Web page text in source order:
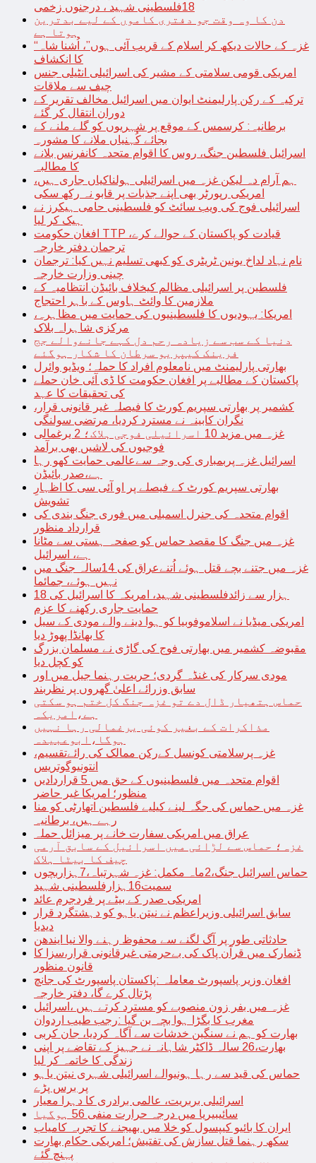
18فلسطینی شہید ، درجنوں زخمی
دن کا وہ وقت جو دفتری کاموں کے لیے بدترین
ہوتا ہے
“غزہ کے حالات دیکھ کر اسلام کے قریب آئی ہوں”، اُشنا شاہ
کا انکشاف
امریکی قومی سلامتی کے مشیر کی اسرائیلی انٹیلی جنس
چیف سے ملاقات
ترکیہ کے رکن پارلیمنٹ ایوان میں اسرائیل مخالف تقریر کے
دوران انتقال کر گئے
برطانیہ: کرسمس کے موقع پر شہریوں کو گلے ملنے کے
بجائے کُہنیاں ملانے کا مشورہ
اسرائیل فلسطین جنگ، روس کا اقوام متحدہ کانفرنس بلانے
کا مطالبہ
ہم آرام دہ لیکن غزہ میں اسرائیلی ہولناکیاں جاری ہیں،
امریکی رپورٹر بھی اپنے جذبات پر قابو نہ رکھ سکی
اسرائیلی فوج کی ویب سائٹ کو فلسطینی حامی ہیکرز نے
ہیک کر لیا
افغان حکومت TTP قیادت کو پاکستان کے حوالے کرے،
ترجمان دفتر خارجہ
نام نہاد لداخ یونین ٹریٹری کو کبھی تسلیم نہیں کیا: ترجمان
چینی وزارت خارجہ
فلسطین پر اسرائیلی مظالم کیخلاف بائیڈن انتظامیہ کے
ملازمین کا وائٹ ہاوس کے باہر احتجاج
امریکا: یہودیوں کا فلسطینیوں کی حمایت میں مظاہرہ،
مرکزی شاہراہ بلاک
دنیا کے سب سے زیادہ رحم دل کہے جانےوالے جج
فرینک کیپریو سرطان کا شکار ہوگئے
بھارتی پارلیمنٹ میں نامعلوم افراد کا حملہ؛ ویڈیو وائرل
پاکستان کے مطالبے پر افغان حکومت کا ڈی آئی خان حملے
کی تحقیقات کا عہد
کشمیر پر بھارتی سپریم کورٹ کا فیصلہ غیر قانونی قرار،
نگران کابینہ نے مسترد کردیا، مرتضی سولنگی
غزہ میں مزید 10 اسرائیلی فوجی ہلاک؛ 2 یرغمالی
فوجیوں کی لاشیں بھی برآمد
اسرائیل غزہ پربمباری کی وجہ سےعالمی حمایت کھو رہا
ہے،صدر بائیڈن
بھارتی سپریم کورٹ کے فیصلے پر او آئی سی کا اظہارِ
تشویش
اقوام متحدہ کی جنرل اسمبلی میں فوری جنگ بندی کی
قرارداد منظور
غزہ میں جنگ کا مقصد حماس کو صفحہ ہستی سے مٹانا
ہے، اسرائیل
غزہ میں جتنے بچے قتل ہوئے اُتنےعراق کی 14سالہ جنگ میں
نہیں ہوئے، جمائما
18 ہزار سے زائدفلسطینی شہید، امریکہ کا اسرائیل کی
حمایت جاری رکھنے کا عزم
امریکی میڈیا نے اسلاموفوبیا کو ہوا دینے والے مودی کے سیل
کا بھانڈا پھوڑ دیا
مقبوضہ کشمیر میں بھارتی فوج کی گاڑی نے مسلمان بزرگ
کو کچل دیا
مودی سرکار کی غنڈہ گردی؛ حریت رہنما جیل میں اور
سابق وزرائے اعلیٰ گھروں پر نظربند
حماس ہتھیار ڈال دے تو غزہ جنگ کل ختم ہو سکتی
ہے،امریکہ
مذاکرات کے بغیر کوئی یرغمالی رہا نہیں
ہوگا،ابوعبیدہ
غزہ پرسلامتی کونسل کےرکن ممالک کی رائےتقسیم،
انتونیوگوتریس
اقوام متحدہ میں فلسطینیوں کے حق میں 5 قراردادیں
منظور؛ امریکا غیر حاضر
غزہ میں حماس کی جگہ لینے کیلیے فلسطین اتھارٹی کو منا
رہے ہیں، برطانیہ
عراق میں امریکی سفارت خانے پر میزائل حملہ
غزہ؛ حماس سے لڑائی میں اسرائیل کے سابق آرمی
چیف کا بیٹا ہلاک
حماس اسرائیل جنگ،2ماہ مکمل: غزہ شہرتباہ،7ہزاربچوں
سمیت16ہزارفلسطینی شہید
امریکی صدر کے بیٹے پر فردجرم عائد
سابق اسرائیلی وزیراعظم نے نیتن یاہو کو دہشتگرد قرار
دیدیا
حادثاتی طور پر آگ لگنے سے محفوظ رہنے والا نیا ایندھن
ڈنمارک میں قرآن پاک کی بےحرمتی غیرقانونی قرار،سزا کا
قانون منظور
افغان وزیر پاسپورٹ معاملہ :پاکستان پاسپورٹ کی جانچ
پڑتال کرے گا، دفتر خارجہ
غزہ میں بفر زون منصوبے کو مسترد کرتے ہیں ،اسرائیل
مغرب کا بگڑا ہوا بچہ بن گیا :رجب طیب اردوان
بھارت کو ہم نے سنگین خدشات سے آگاہ کردیا، جان کربی
بھارت،26 سالہ ڈاکٹر شاہانہ نے جہیز کے تقاضے پر اپنی
زندگی کا خاتمہ کر لیا
حماس کی قید سے رہا ہونیوالے اسرائیلی شہری نیتن یاہو
پر برس پڑے
اسرائیلی بربریت، عالمی برادری کا دہرا معیار
سائیبیریا میں درجہ حرارت منفی 56 ہوگیا
ایران کا بائیو کیپسول کو خلا میں بھیجنے کا تجربہ کامیاب
سکھ رہنما قتل سازش کی تفتیش؛ امریکی حکام بھارت
پہنچ گئے